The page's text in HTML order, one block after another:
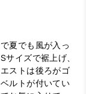
夏でも風が入っ
イズで裾上げ、
ストは後ろがゴ
ルトが付いてい